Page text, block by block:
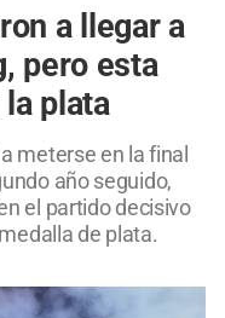
a llegar a
pero esta
plata
meterse en la final
año seguido,
el partido decisivo
de plata.